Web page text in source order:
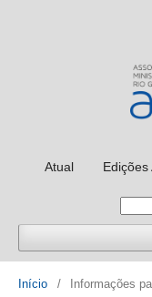
Atual Edições
Início / Informações